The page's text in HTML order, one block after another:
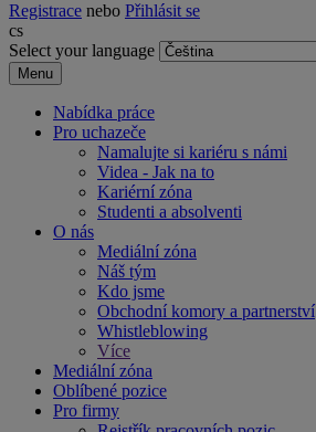
Registrace nebo Přihlásit se
cs
Select your language
Menu
Nabídka práce
Pro uchazeče
Namalujte si kariéru s námi
Videa - Jak na to
Kariérní zóna
Studenti a absolventi
O nás
Mediální zóna
Náš tým
Kdo jsme
Obchodní komory a partnerství
Whistleblowing
Více
Mediální zóna
Oblíbené pozice
Pro firmy